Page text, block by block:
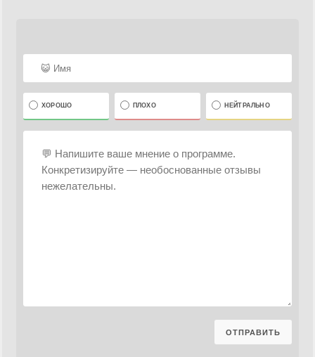
ХОРОШО ПЛОХО НЕЙТРАЛЬНО